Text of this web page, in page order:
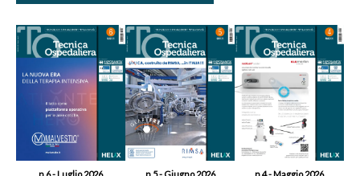
n.6 - Luglio 2026 n.5 - Giugno 2026 n.4 - Maggio 2026